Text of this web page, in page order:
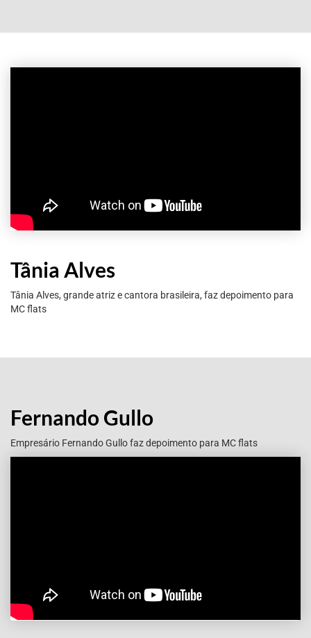
Tânia Alves
Tânia Alves, grande atriz e cantora brasileira, faz depoimento para
MC flats
Fernando Gullo
Empresário Fernando Gullo faz depoimento para MC flats